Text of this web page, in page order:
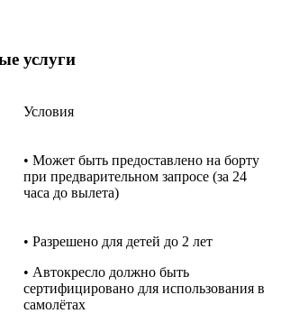
услуги
Условия
• Может быть предоставлено на борту
при предварительном запросе (за 24
часа до вылета)
• Разрешено для детей до 2 лет
• Автокресло должно быть
сертифицировано для использования в
самолётах